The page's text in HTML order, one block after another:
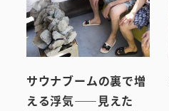
サウナブームの裏で増
える浮気――見えた